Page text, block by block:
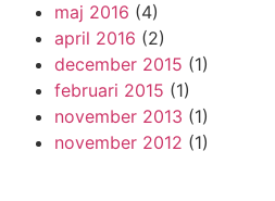
maj 2016 (4)
april 2016 (2)
december 2015 (1)
februari 2015 (1)
november 2013 (1)
november 2012 (1)